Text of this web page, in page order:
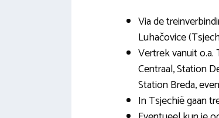
Via de
Luhačovice
Vertrek vanuit o.a.
Centraal, Station
Station Breda,
In Tsjechië gaan